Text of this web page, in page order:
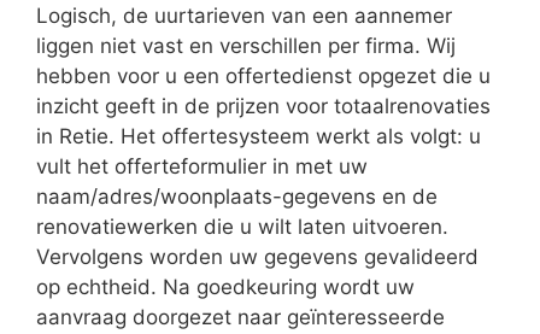
Logisch, de uurtarieven van een aannemer
liggen niet vast en verschillen per firma. Wij
hebben voor u een offertedienst opgezet die u
inzicht geeft in de prijzen voor totaalrenovaties
in Retie. Het offertesysteem werkt als volgt: u
vult het offerteformulier in met uw
naam/adres/woonplaats-gegevens en de
renovatiewerken die u wilt laten uitvoeren.
Vervolgens worden uw gegevens gevalideerd
op echtheid. Na goedkeuring wordt uw
aanvraag doorgezet naar geïnteresseerde